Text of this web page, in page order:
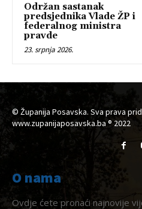
Održan sastanak
predsjednika Vlade ŽP i
federalnog ministra
pravde
23. srpnja 2026.
© Županija Posavska. Sva prava
www.zupanijaposavska.ba ® 2022
O nama
Ovdje ćete pronaći najnovije